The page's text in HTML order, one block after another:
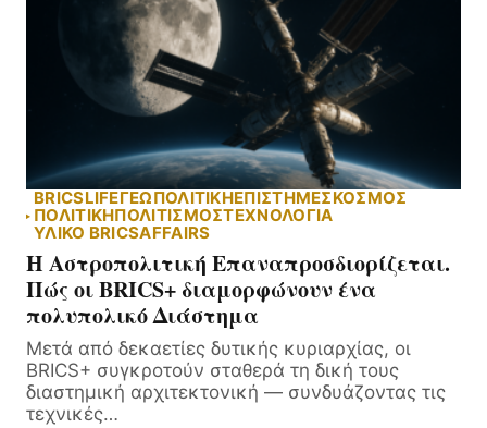
BRICSLIFEΓΕΩΠΟΛΙΤΙΚΗΕΠΙΣΤΗΜΕΣΚΟΣΜΟΣ
ΠΟΛΙΤΙΚΗΠΟΛΙΤΙΣΜΟΣΤΕΧΝΟΛΟΓΙΑ
ΥΛΙΚΌ BRICSAFFAIRS
Η Αστροπολιτική Επαναπροσδιορίζεται.
Πώς οι BRICS+ διαμορφώνουν ένα
πολυπολικό Διάστημα
Μετά από δεκαετίες δυτικής κυριαρχίας, οι
BRICS+ συγκροτούν σταθερά τη δική τους
διαστημική αρχιτεκτονική — συνδυάζοντας τις
τεχνικές…